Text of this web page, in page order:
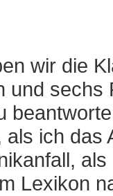
wir die
und sechs
ich das
Lexikon